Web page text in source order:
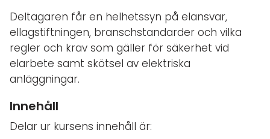
Deltagaren får en helhetssyn på elansvar,
ellagstiftningen, branschstandarder och vilka
regler och krav som gäller för säkerhet vid
elarbete samt skötsel av elektriska
anläggningar.
Innehåll
Delar ur kursens innehåll är: